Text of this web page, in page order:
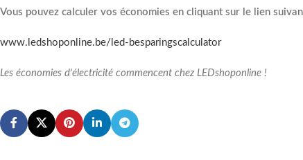
Vous pouvez calculer vos économies en cliquant sur le lien
www.ledshoponline.be/led-besparingscalculator
Les économies d'électricité commencent chez LEDshoponline !